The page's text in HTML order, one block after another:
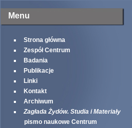
Menu
Strona główna
Zespół Centrum
Badania
Publikacje
Linki
Kontakt
Archiwum
Zagłada Żydów. Studia i Materiały
pismo naukowe Centrum